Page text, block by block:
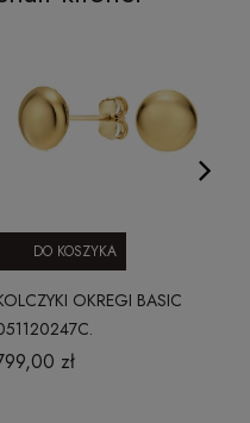
OKREGI BASIC
zł
DO KOSZYKA